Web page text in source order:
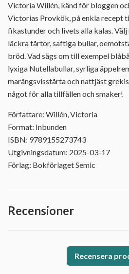
Victoria Willén, känd för bloggen
Victorias Provkök, på enkla recept
fikastunder och livets alla kalas.
läckra tårtor, saftiga bullar,
bröd. Vad sägs om till exempel
lyxiga Nutellabullar, syrliga
marängsvisstårta och nattjäst
något för alla tillfällen och smaker!
Författare: Willén, Victoria
Format: Inbunden
ISBN: 9789155273743
Utgivningsdatum: 2025-03-17
Förlag: Bokförlaget Semic
Recensioner
Recensera